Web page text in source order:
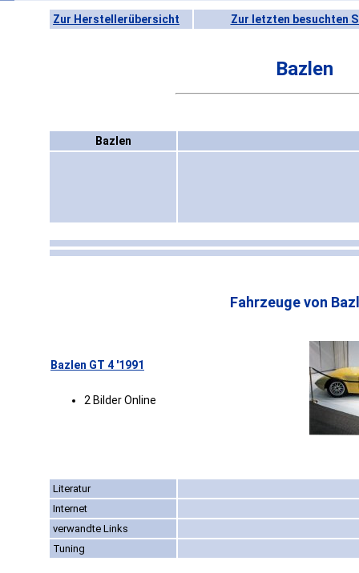
Zur Herstellerübersicht Zur letzten besuchten
Bazlen
Bazlen
Fahrzeuge von
Bazlen GT 4 '1991
2 Bilder Online
Literatur
Internet
verwandte Links
Tuning